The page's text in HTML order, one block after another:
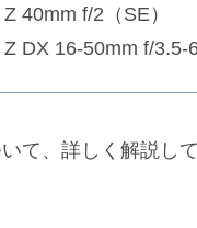
40mm f/2（SE）
DX 16-50mm f/3.5-
て、詳しく解説して